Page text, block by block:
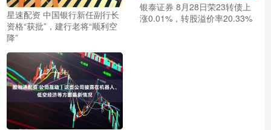
星速配资 中国银行新任副行长
资格“获批”，建行老将“顺利空
降”
银泰证券 8月28日荣23转债上
涨0.01%，转股溢价率20.33%